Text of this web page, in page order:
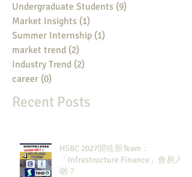
Undergraduate Students (9)
Market Insights (1)
Summer Internship (1)
market trend (2)
Industry Trend (2)
career (0)
Recent Posts
HSBC 2027開咗新Team：
「Infrastructure Finance」會易入
啲？